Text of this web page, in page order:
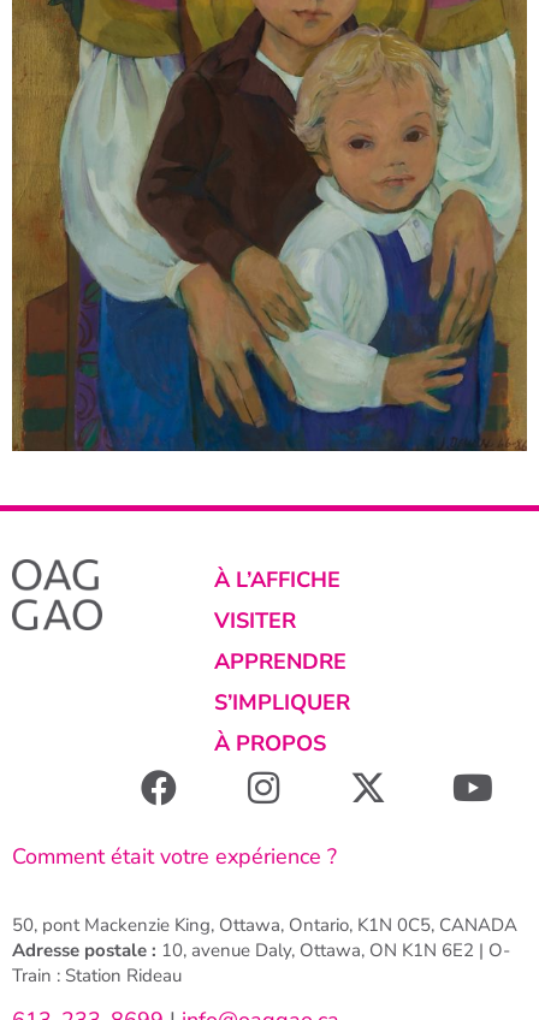
À L’AFFICHE
VISITER
APPRENDRE
S’IMPLIQUER
À PROPOS
Comment était votre expérience ?
50, pont Mackenzie King, Ottawa, Ontario, K1N 0C5, CANADA
Adresse postale : 10, avenue Daly, Ottawa, ON K1N 6E2 | O-
Train : Station Rideau